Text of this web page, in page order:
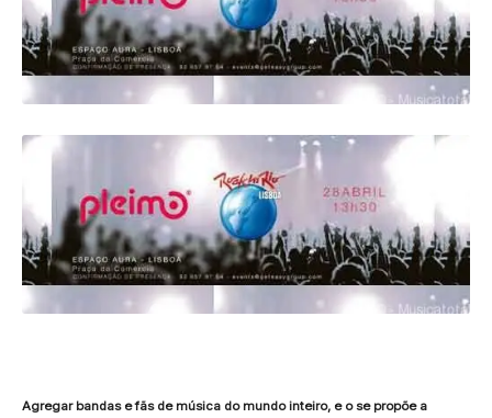
Agregar bandas e fãs de música do mundo inteiro, e o se propõe a